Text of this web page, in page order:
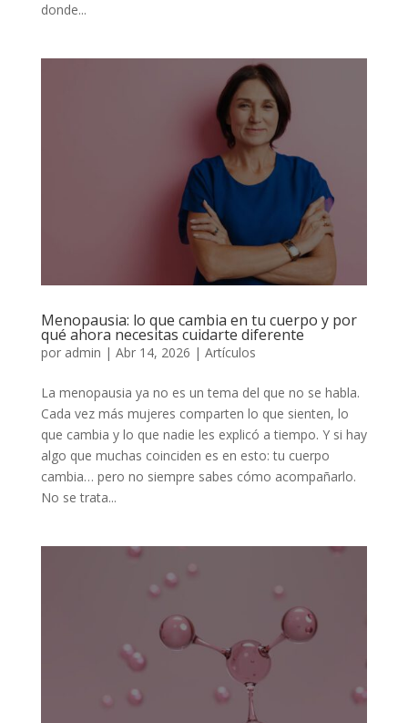
donde...
Menopausia: lo que cambia en tu cuerpo y por
qué ahora necesitas cuidarte diferente
por admin | Abr 14, 2026 | Artículos
La menopausia ya no es un tema del que no se habla.
Cada vez más mujeres comparten lo que sienten, lo
que cambia y lo que nadie les explicó a tiempo. Y si hay
algo que muchas coinciden es en esto: tu cuerpo
cambia… pero no siempre sabes cómo acompañarlo.
No se trata...